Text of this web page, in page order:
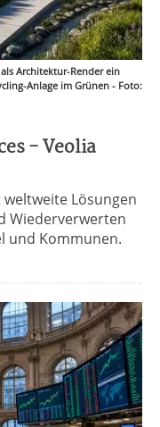
Architektur-Render ein
Anlage im Grünen - Foto:
- Veolia
Lösungen
Wiederverwerten
und Kommunen.